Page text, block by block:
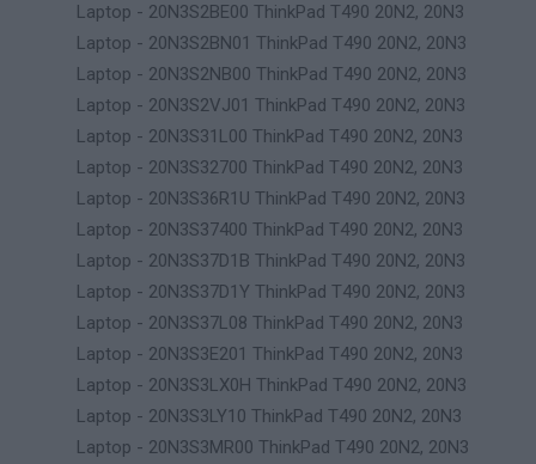
Laptop - 20N3S2BE00 ThinkPad T490 20N2, 20N3
Laptop - 20N3S2BN01 ThinkPad T490 20N2, 20N3
Laptop - 20N3S2NB00 ThinkPad T490 20N2, 20N3
Laptop - 20N3S2VJ01 ThinkPad T490 20N2, 20N3
Laptop - 20N3S31L00 ThinkPad T490 20N2, 20N3
Laptop - 20N3S32700 ThinkPad T490 20N2, 20N3
Laptop - 20N3S36R1U ThinkPad T490 20N2, 20N3
Laptop - 20N3S37400 ThinkPad T490 20N2, 20N3
Laptop - 20N3S37D1B ThinkPad T490 20N2, 20N3
Laptop - 20N3S37D1Y ThinkPad T490 20N2, 20N3
Laptop - 20N3S37L08 ThinkPad T490 20N2, 20N3
Laptop - 20N3S3E201 ThinkPad T490 20N2, 20N3
Laptop - 20N3S3LX0H ThinkPad T490 20N2, 20N3
Laptop - 20N3S3LY10 ThinkPad T490 20N2, 20N3
Laptop - 20N3S3MR00 ThinkPad T490 20N2, 20N3